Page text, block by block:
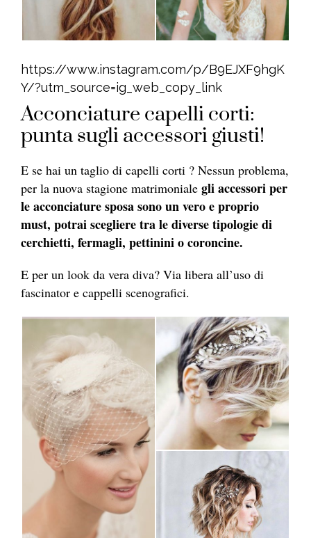
https://www.instagram.com/p/B9EJXF9hgK
Y/?utm_source=ig_web_copy_link
Acconciature capelli corti:
punta sugli accessori giusti!
E se hai un taglio di capelli corti ? Nessun problema,
per la nuova stagione matrimoniale gli accessori per
le acconciature sposa sono un vero e proprio
must, potrai scegliere tra le diverse tipologie di
cerchietti, fermagli, pettinini o coroncine.
E per un look da vera diva? Via libera all’uso di
fascinator e cappelli scenografici.